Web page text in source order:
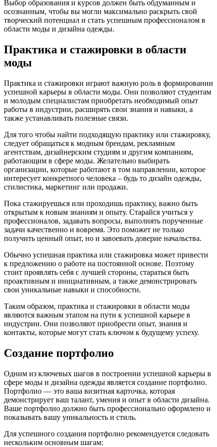
Выбор образования и курсов должен быть обдуманным и
осознанным, чтобы вы могли максимально раскрыть свой
творческий потенциал и стать успешным профессионалом в
области моды и дизайна одежды.
Практика и стажировки в области
моды
Практика и стажировки играют важную роль в формировании
успешной карьеры в области моды. Они позволяют студентам
и молодым специалистам приобретать необходимый опыт
работы в индустрии, расширять свои знания и навыки, а
также устанавливать полезные связи.
Для того чтобы найти подходящую практику или стажировку,
следует обращаться к модным брендам, рекламным
агентствам, дизайнерским студиям и другим компаниям,
работающим в сфере моды. Желательно выбирать
организации, которые работают в том направлении, которое
интересует конкретного человека – будь то дизайн одежды,
стилистика, маркетинг или продажи.
Пока стажируешься или проходишь практику, важно быть
открытым к новым знаниям и опыту. Старайся учиться у
профессионалов, задавать вопросы, выполнять порученные
задачи качественно и вовремя. Это поможет не только
получить ценный опыт, но и завоевать доверие начальства.
Обычно успешная практика или стажировка может привести
к предложению о работе на постоянной основе. Поэтому
стоит проявлять себя с лучшей стороны, стараться быть
проактивным и инициативным, а также демонстрировать
свои уникальные навыки и способности.
Таким образом, практика и стажировки в области моды
являются важным этапом на пути к успешной карьере в
индустрии. Они позволяют приобрести опыт, знания и
контакты, которые могут стать ключом к будущему успеху.
Создание портфолио
Одним из ключевых шагов в построении успешной карьеры в
сфере моды и дизайна одежды является создание портфолио.
Портфолио — это ваша визитная карточка, которая
демонстрирует ваш талант, умения и опыт в области дизайна.
Ваше портфолио должно быть профессионально оформлено и
показывать вашу уникальность и стиль.
Для успешного создания портфолио рекомендуется следовать
нескольким основным шагам: